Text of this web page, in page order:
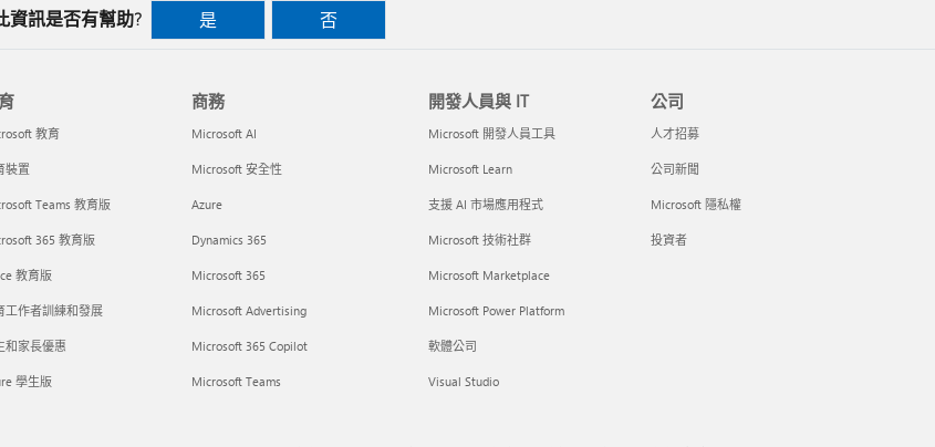
資訊是否有幫助? 是 否
教育
裝置
Teams 教育版
365 教育版
教育版
工作者訓練和發展
和家長優惠
學生版
商務
Microsoft AI
Microsoft 安全性
Azure
Dynamics 365
Microsoft 365
Microsoft Advertising
Microsoft 365 Copilot
Microsoft Teams
開發人員與 IT
Microsoft 開發人員工具
Microsoft Learn
支援 AI 市場應用程式
Microsoft 技術社群
Microsoft Marketplace
Microsoft Power Platform
軟體公司
Visual Studio
公司
人才招募
公司新聞
Microsoft 隱私權
投資者